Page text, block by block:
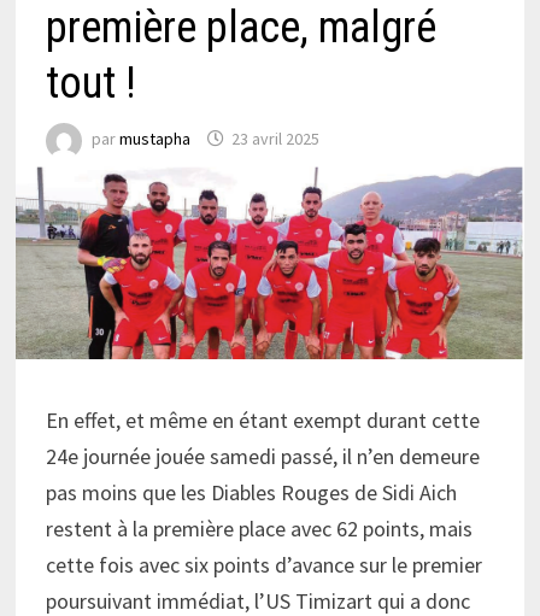
première place, malgré
tout !
parmustapha 23 avril 2025
En effet, et même en étant exempt durant cette
24e journée jouée samedi passé, il n’en demeure
pas moins que les Diables Rouges de Sidi Aich
restent à la première place avec 62 points, mais
cette fois avec six points d’avance sur le premier
poursuivant immédiat, l’US Timizart qui a donc